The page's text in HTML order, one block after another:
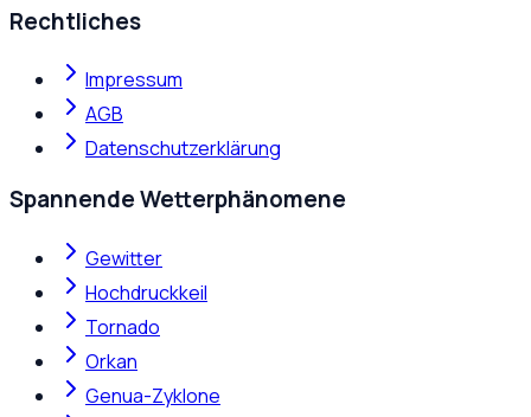
Rechtliches
Impressum
AGB
Datenschutzerklärung
Spannende Wetterphänomene
Gewitter
Hochdruckkeil
Tornado
Orkan
Genua-Zyklone